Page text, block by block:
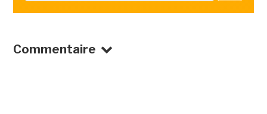
Commentaire